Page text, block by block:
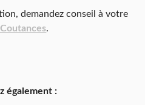
demandez conseil à votre
.
également :